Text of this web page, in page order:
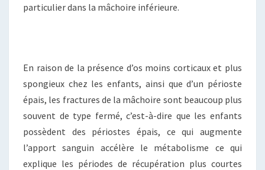
particulier dans la mâchoire inférieure.
En raison de la présence d’os moins corticaux et plus
spongieux chez les enfants, ainsi que d’un périoste
épais, les fractures de la mâchoire sont beaucoup plus
souvent de type fermé, c’est-à-dire que les enfants
possèdent des périostes épais, ce qui augmente
l’apport sanguin accélère le métabolisme ce qui
explique les périodes de récupération plus courtes